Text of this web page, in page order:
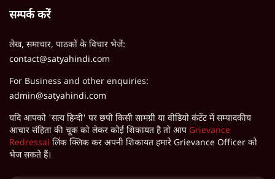
सम्पर्क करें
लेख, समाचार, पाठकों के विचार भेजें:
contact@satyahindi.com
For Business and other enquiries:
admin@satyahindi.com
यदि आपको 'सत्य हिन्दी' पर छपी किसी सामग्री या वीडियो कंटेंट में सम्पादकीय
आचार संहिता की चूक को लेकर कोई शिकायत है तो आप Grievance
Redressal लिंक क्लिक कर अपनी शिकायत हमारे Grievance Officer को
भेज सकते हैं।